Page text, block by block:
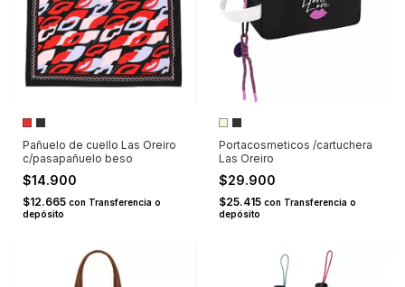
Pañuelo de cuello Las Oreiro
c/pasapañuelo beso
$14.900
$12.665 con Transferencia o
depósito
Portacosmeticos /cartuchera
Las Oreiro
$29.900
$25.415 con Transferencia o
depósito